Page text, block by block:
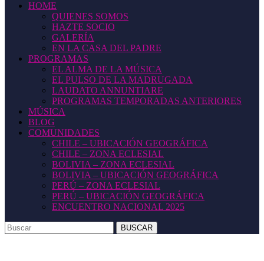
aperturaHOME
QUIENES SOMOS
HAZTE SOCIO
GALERÍA
EN LA CASA DEL PADRE
PROGRAMAS
EL ALMA DE LA MÚSICA
EL PULSO DE LA MADRUGADA
LAUDATO ANNUNTIARE
PROGRAMAS TEMPORADAS ANTERIORES
MÚSICA
BLOG
COMUNIDADES
CHILE – UBICACIÓN GEOGRÁFICA
CHILE – ZONA ECLESIAL
BOLIVIA – ZONA ECLESIAL
BOLIVIA – UBICACIÓN GEOGRÁFICA
PERÚ – ZONA ECLESIAL
PERÚ – UBICACIÓN GEOGRÁFICA
ENCUENTRO NACIONAL 2025
BOTÓN
DE
Buscar: